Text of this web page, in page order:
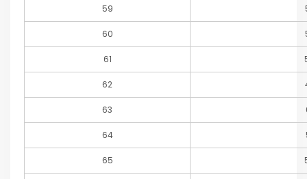
59
60
61
62
63
64
65